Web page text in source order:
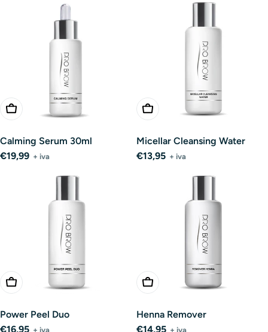
Add To Cart
Calming Serum 30ml
Regular
€19,99 + iva
Add To Cart
Micellar Cleansing Water
Regular
€13,95 + iva
Add To Cart
Power Peel Duo
Regular
€16,95 + iva
Add To Cart
Henna Remover
Regular
€14,95 + iva